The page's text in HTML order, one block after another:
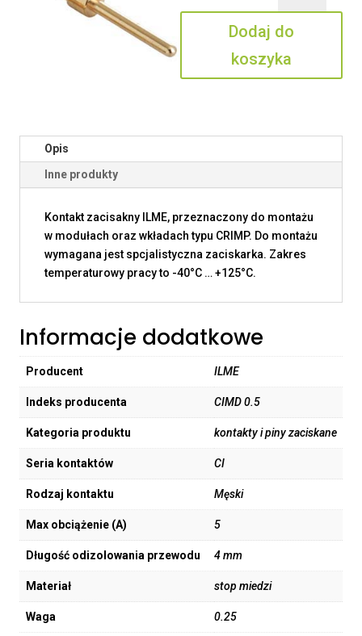
0.5
Dodaj do
koszyka
Opis
Inne produkty
Kontakt zacisakny ILME, przeznaczony do montażu
w modułach oraz wkładach typu CRIMP. Do montażu
wymagana jest spcjalistyczna zaciskarka. Zakres
temperaturowy pracy to -40°C … +125°C.
Informacje dodatkowe
Producent ILME
Indeks producenta CIMD 0.5
Kategoria produktu kontakty i piny zaciskane
Seria kontaktów CI
Rodzaj kontaktu Męski
Max obciążenie (A) 5
Długość odizolowania przewodu 4 mm
Materiał stop miedzi
Waga 0.25